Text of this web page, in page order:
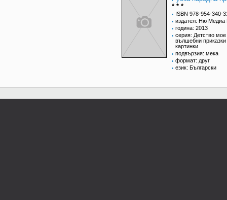
* * *
ISBN 978-954-340-
издател: Ню Медиа
година: 2013
серия: Детство мое
вълшебни приказки
картинки
подвързия: мека
формат: друг
език: Български